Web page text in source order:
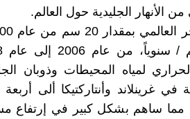
الأنهار الجليدية حول العالم.
لمياه المحيطات وذوبان
غرينلاند وأنتاركتيكا ألى
1992-1999 و2010-2019، مما ساهم بشكل كبير في